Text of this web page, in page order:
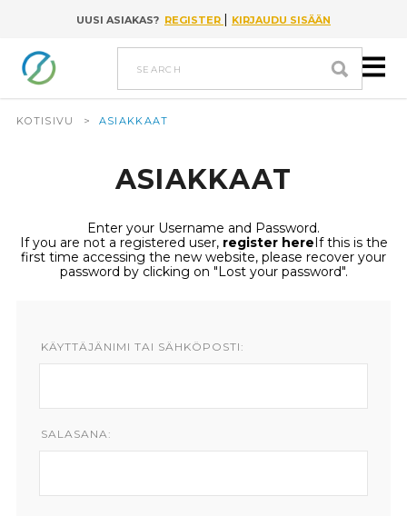
Go to content
UUSI ASIAKAS? REGISTER | KIRJAUDU SISÄÄN
search
KOTISIVU > ASIAKKAAT
ASIAKKAAT
Enter your Username and Password.
If you are not a registered user, register hereIf this is the
first time accessing the new website, please recover your
password by clicking on "Lost your password".
KÄYTTÄJÄNIMI TAI SÄHKÖPOSTI:
SALASANA: